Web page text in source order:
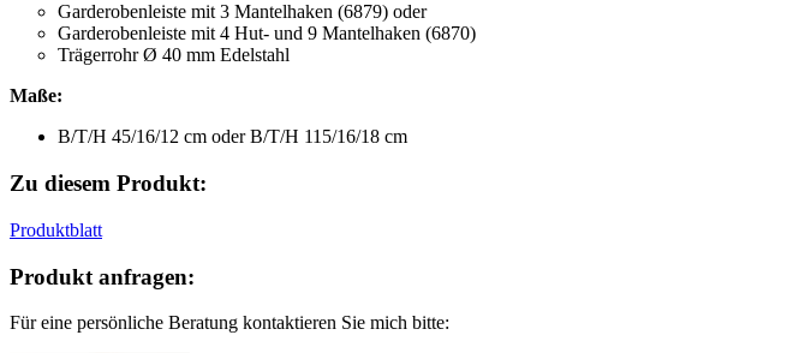
Garderobenleiste mit 3 Mantelhaken (6879) oder
Garderobenleiste mit 4 Hut- und 9 Mantelhaken (6870)
Trägerrohr Ø 40 mm Edelstahl
Maße:
B/T/H 45/16/12 cm oder B/T/H 115/16/18 cm
Zu diesem Produkt:
Produktblatt
Produkt anfragen:
Für eine persönliche Beratung kontaktieren Sie mich bitte: